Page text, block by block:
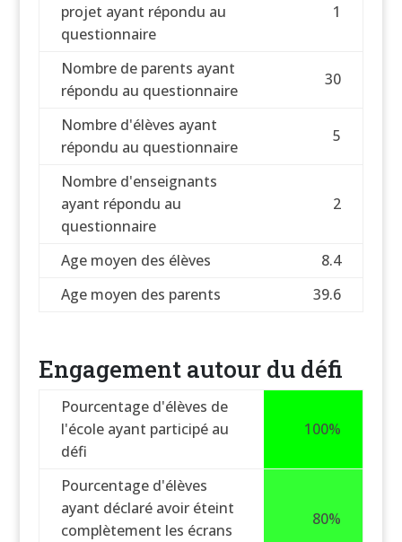
projet ayant répondu au
questionnaire
1
Nombre de parents ayant
répondu au questionnaire
30
Nombre d'élèves ayant
répondu au questionnaire
5
Nombre d'enseignants
ayant répondu au
questionnaire
2
Age moyen des élèves
8.4
Age moyen des parents
39.6
Engagement autour du défi
Pourcentage d'élèves de
l'école ayant participé au
défi
100%
Pourcentage d'élèves
ayant déclaré avoir éteint
complètement les écrans
80%